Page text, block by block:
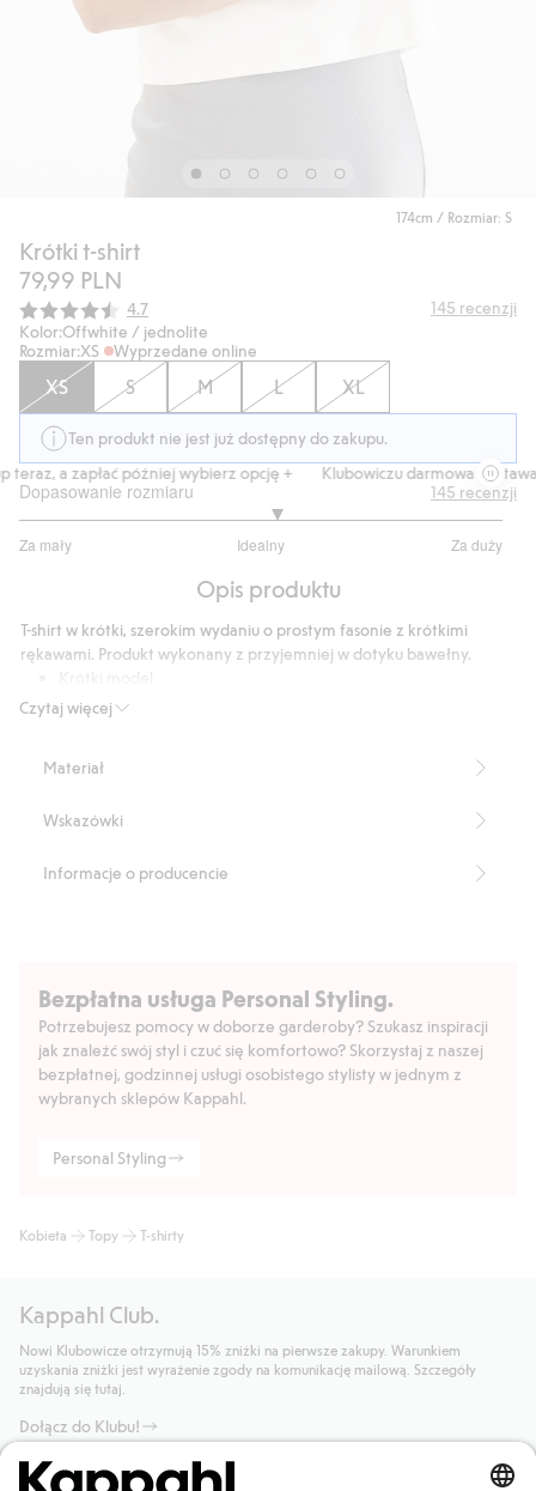
174cm / Rozmiar: S
Krótki t-shirt
79,99 PLN
Średnia ocena:
4.7 145 recenzji
Kolor:Offwhite / jednolite
Rozmiar:XS Wyprzedane online
XS S M L XL
Ten produkt nie jest już dostępny do zakupu.
a zapłać później wybierz opcję +
Klubowiczu darmowa dostawa
Dopasowanie rozmiaru
Za mały Idealny Za duży
na
110
głosów
145 recenzji
Opis produktu
Czytaj więcej
T-shirt w krótki, szerokim wydaniu o prostym fasonie z krótkimi
rękawami. Produkt wykonany z przyjemniej w dotyku bawełny.
Prosty fason
Organic cotton- GOTS
Materiał
Wskazówki
Informacje o producencie
Bezpłatna usługa Personal Styling.
Potrzebujesz pomocy w doborze garderoby? Szukasz inspiracji
jak znaleźć swój styl i czuć się komfortowo? Skorzystaj z naszej
bezpłatnej, godzinnej usługi osobistego stylisty w jednym z
wybranych sklepów Kappahl.
Personal Styling
Kobieta Topy T-shirty
Kappahl Club.
Nowi Klubowicze otrzymują 15% zniżki na pierwsze zakupy. Warunkiem
uzyskania zniżki jest wyrażenie zgody na komunikację mailową. Szczegóły
znajdują się tutaj.
Dołącz do Klubu!